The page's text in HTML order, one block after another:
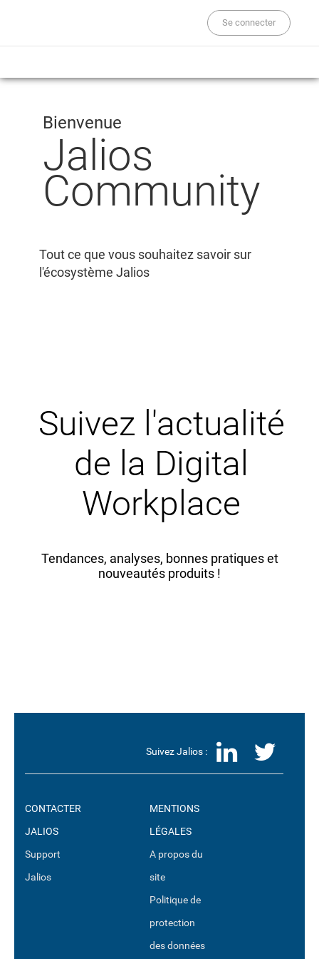
Se connecter
Bienvenue
Jalios
Community
Tout ce que vous souhaitez savoir sur
l'écosystème Jalios
Suivez l'actualité
de la Digital
Workplace
Tendances, analyses, bonnes pratiques et
nouveautés produits !
Suivez Jalios :
CONTACTER
JALIOS
Support
Jalios
MENTIONS
LÉGALES
A propos du
site
Politique de
protection
des données